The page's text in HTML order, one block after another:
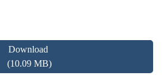
Download
(10.09 MB)